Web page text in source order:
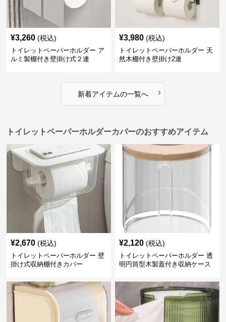
¥3,260 (税込)
トイレットペーパーホルダー ア
ルミ製棚付き壁掛け式２連
¥3,980 (税込)
トイレットペーパーホルダー 天
然木棚付き壁掛け2連
新着アイテムの一覧へ ›
トイレットペーパーホルダーカバーのおすすめアイテム
¥2,670 (税込)
トイレットペーパーホルダー 壁
掛け式収納棚付きカバー
¥2,120 (税込)
トイレットペーパーホルダー 透
明円筒型木製蓋付き収納ケース